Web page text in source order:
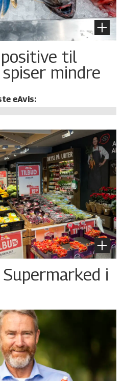
til
mindre
eAvis:
i